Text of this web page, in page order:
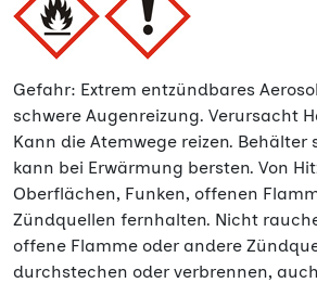
Gefahr: Extrem entzündbares
schwere Augenreizung. Verursacht
Kann die Atemwege reizen. Behälter
kann bei Erwärmung bersten. Von
Oberflächen, Funken, offenen
Zündquellen fernhalten. Nicht
offene Flamme oder andere
durchstechen oder verbrennen,